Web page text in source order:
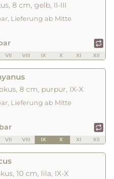
8 cm, gelb, II-III
Lieferung ab Mitte
VII VIII IX X XI XII
8 cm, purpur, IX-X
Lieferung ab Mitte
VII VIII IX X XI XII
10 cm, lila, IX-X